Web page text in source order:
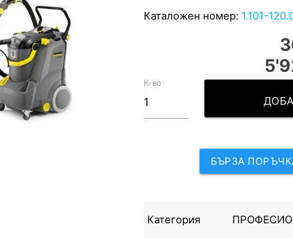
Каталожен номер: 1.101-
К-во
БЪРЗА
Категория